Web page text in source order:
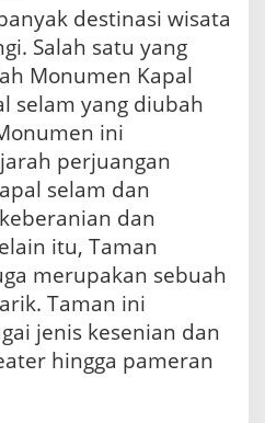
destinasi wisata
Salah satu yang
Monumen Kapal
selam yang diubah
ini
perjuangan
selam dan
dan
itu, Taman
merupakan sebuah
Taman ini
jenis kesenian dan
hingga pameran